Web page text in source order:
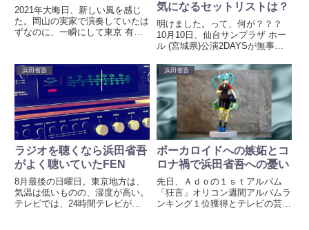
2021年大晦日、新しい風を感じ
た。岡山の実家で演奏していたは
ずなのに、一瞬にして東京 有楽
2曲を弾き語り。サプライズは、
これで終わりではなくて。紅白の
最終盤、大トリ MISIAの...
気になるセットリストは？
明けました。って、何が？？？
10月10日、仙台サンプラザ ホー
ル (宮城県)公演2DAYSが無事終
ると思われるサイトを数えきれな
いくらい訪問しまくっているのだ
けれど、2公演とも投稿されてお
らず。なにか、こう、「...
浜田省吾
ラジオを聴くなら浜田省吾
がよく聴いていたFEN
8月最後の日曜日。東京地方は、
気温は低いものの、湿度が高い。
テレビでは、24時間テレビが放
浜田省吾
ボーカロイドへの嫉妬とコ
ロナ禍で浜田省吾への憂い
先日、Ａｄｏの１ｓｔアルバム
「狂言」オリコン週間アルバムラ
ンキング１位獲得とテレビの芸能